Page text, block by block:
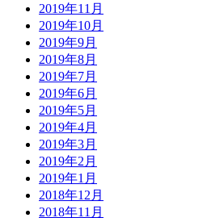
2019年11月
2019年10月
2019年9月
2019年8月
2019年7月
2019年6月
2019年5月
2019年4月
2019年3月
2019年2月
2019年1月
2018年12月
2018年11月